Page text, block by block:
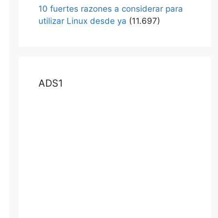
10 fuertes razones a considerar para
utilizar Linux desde ya (11.697)
ADS1